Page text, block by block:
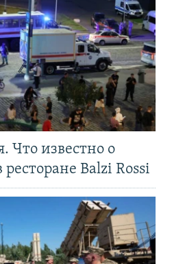
Что известно о
Balzi Rossi